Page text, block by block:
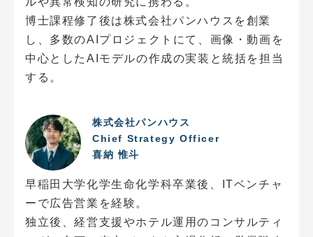
博士課程修了後は株式会社パンハウスを創業
し、多数のAIプロジェクトにて、画像・動画を
中心としたAIモデルの作成の実装と統括を担当
する。
株式会社パンハウス
Chief Strategy Officer
喜納 惟斗
早稲田大学化学生命化学科卒業後、ITベンチャ
ーで広告営業を経験。
独立後、経営支援やホテル運用のコンサルティ